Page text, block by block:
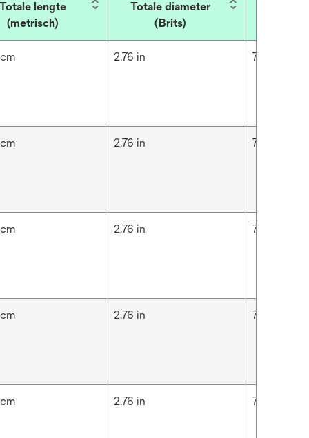
Totale lengte
(metrisch)
Totale diameter
(Brits)
2.76 in 7 cm
2.76 in 7 cm
2.76 in 7 cm
2.76 in 7 cm
2.76 in 7 cm